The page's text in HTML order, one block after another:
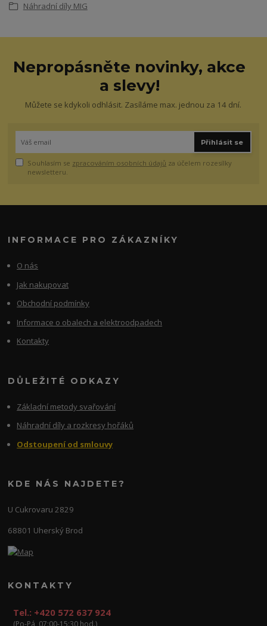
Náhradní díly MIG
Nepropásněte novinky, akce
a slevy!
Můžete se kdykoli odhlásit. Zasíláme max. jednou za 14 dní.
Přihlásit se
Souhlasím se zpracováním osobních údajů za účelem rozesílky
newsletteru.
INFORMACE PRO ZÁKAZNÍKY
O nás
Jak nakupovat
Obchodní podmínky
Informace o obalech a elektroodpadech
Kontakty
DŮLEŽITÉ ODKAZY
Základní metody svařování
Náhradní díly a rozkresy hořáků
Odstoupení od smlouvy
KDE NÁS NAJDETE?
U Cukrovaru 2829
68801 Uherský Brod
KONTAKTY
Tel.: +420 572 637 924
(Po-Pá, 07:00-15:30 hod.)